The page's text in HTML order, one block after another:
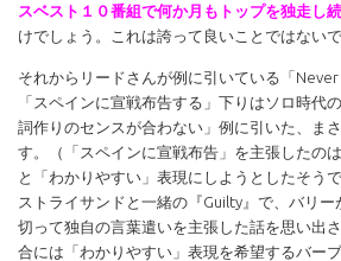
スベスト１０番組で何か月もトップを独走し
けでしょう。これは誇って良いことではないで
それからリードさんが例に引いている「
「スペインに宣戦布告する」下りはソロ時代
詞作りのセンスが合わない」例に引いた、ま
す。（「スペインに宣戦布告」を主張したの
と「わかりやすい」表現にしようとしたそう
ストライサンドと一緒の『Guilty』で、バリー
切って独自の言葉遣いを主張した話を思い出
合には「わかりやすい」表現を希望するバー